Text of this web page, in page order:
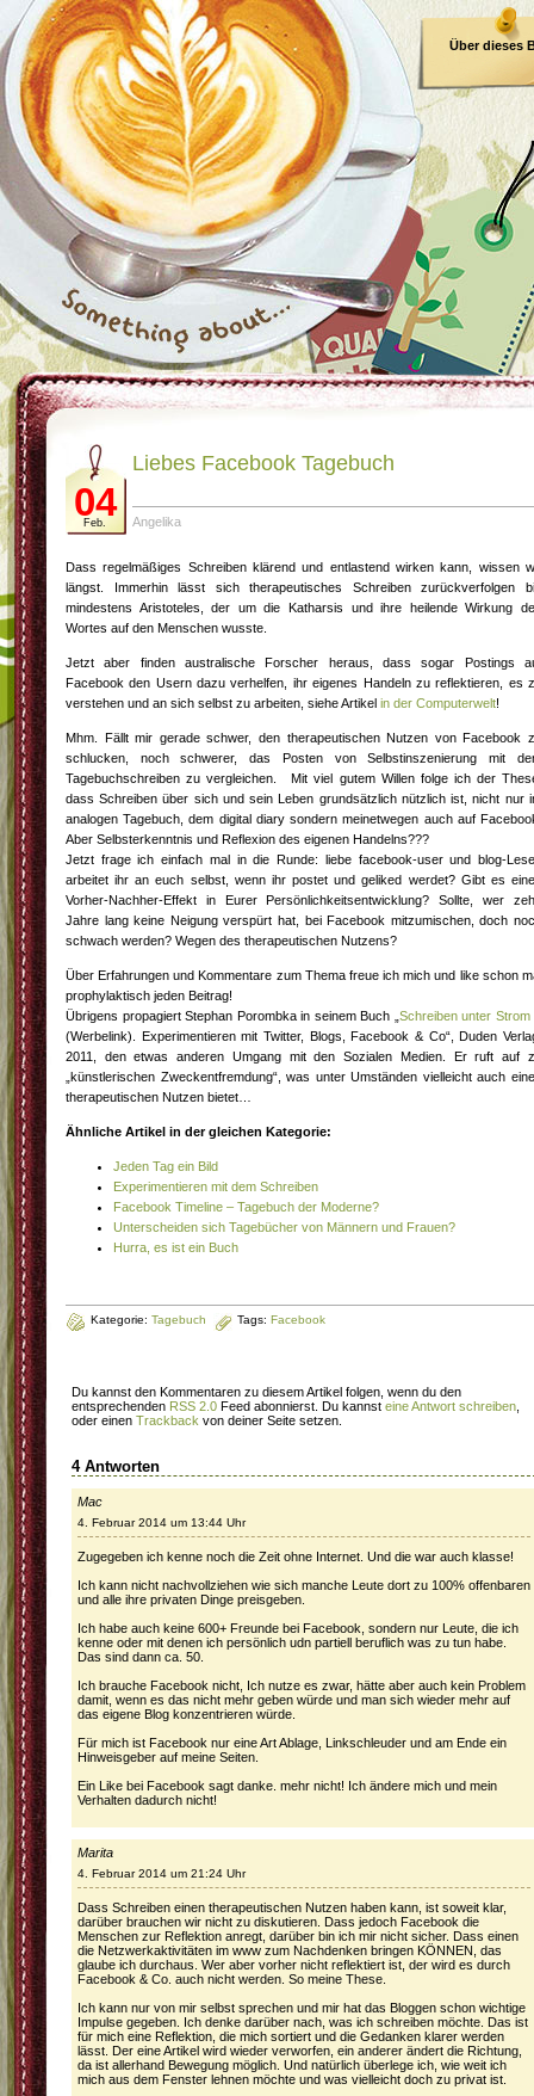
Über dieses
04
Feb.
Liebes Facebook Tagebuch
Angelika
Dass regelmäßiges Schreiben klärend und entlastend wirken kann, wissen
längst. Immerhin lässt sich therapeutisches Schreiben zurückverfolgen
mindestens Aristoteles, der um die Katharsis und ihre heilende Wirkung
Wortes auf den Menschen wusste.
Jetzt aber finden australische Forscher heraus, dass sogar Postings
Facebook den Usern dazu verhelfen, ihr eigenes Handeln zu reflektieren, es
verstehen und an sich selbst zu arbeiten, siehe Artikel in der Computerwelt!
Mhm. Fällt mir gerade schwer, den therapeutischen Nutzen von Facebook
schlucken, noch schwerer, das Posten von Selbstinszenierung mit
Tagebuchschreiben zu vergleichen. Mit viel gutem Willen folge ich der
dass Schreiben über sich und sein Leben grundsätzlich nützlich ist, nicht nur
analogen Tagebuch, dem digital diary sondern meinetwegen auch auf
Aber Selbsterkenntnis und Reflexion des eigenen Handelns???
Jetzt frage ich einfach mal in die Runde: liebe facebook-user und blog-
arbeitet ihr an euch selbst, wenn ihr postet und geliked werdet? Gibt es
Vorher-Nachher-Effekt in Eurer Persönlichkeitsentwicklung? Sollte, wer
Jahre lang keine Neigung verspürt hat, bei Facebook mitzumischen, doch
schwach werden? Wegen des therapeutischen Nutzens?
Über Erfahrungen und Kommentare zum Thema freue ich mich und like schon
prophylaktisch jeden Beitrag!
Übrigens propagiert Stephan Porombka in seinem Buch „ Schreiben unter Strom
(Werbelink). Experimentieren mit Twitter, Blogs, Facebook & Co“, Duden
2011, den etwas anderen Umgang mit den Sozialen Medien. Er ruft auf
„künstlerischen Zweckentfremdung“, was unter Umständen vielleicht auch
therapeutischen Nutzen bietet…
Ähnliche Artikel in der gleichen Kategorie:
Jeden Tag ein Bild
Experimentieren mit dem Schreiben
Facebook Timeline – Tagebuch der Moderne?
Unterscheiden sich Tagebücher von Männern und Frauen?
Hurra, es ist ein Buch
Kategorie: Tagebuch Tags: Facebook
Du kannst den Kommentaren zu diesem Artikel folgen, wenn du den
entsprechenden RSS 2.0 Feed abonnierst. Du kannst eine Antwort schreiben
oder einen Trackback von deiner Seite setzen.
4 Antworten
Mac
4. Februar 2014 um 13:44 Uhr
Zugegeben ich kenne noch die Zeit ohne Internet. Und die war auch klasse!
Ich kann nicht nachvollziehen wie sich manche Leute dort zu 100% offenbaren
und alle ihre privaten Dinge preisgeben.
Ich habe auch keine 600+ Freunde bei Facebook, sondern nur Leute, die ich
kenne oder mit denen ich persönlich udn partiell beruflich was zu tun habe.
Das sind dann ca. 50.
Ich brauche Facebook nicht, Ich nutze es zwar, hätte aber auch kein Problem
damit, wenn es das nicht mehr geben würde und man sich wieder mehr auf
das eigene Blog konzentrieren würde.
Für mich ist Facebook nur eine Art Ablage, Linkschleuder und am Ende ein
Hinweisgeber auf meine Seiten.
Ein Like bei Facebook sagt danke. mehr nicht! Ich ändere mich und mein
Verhalten dadurch nicht!
Marita
4. Februar 2014 um 21:24 Uhr
Dass Schreiben einen therapeutischen Nutzen haben kann, ist soweit klar,
darüber brauchen wir nicht zu diskutieren. Dass jedoch Facebook die
Menschen zur Reflektion anregt, darüber bin ich mir nicht sicher. Dass einen
die Netzwerkaktivitäten im www zum Nachdenken bringen KÖNNEN, das
glaube ich durchaus. Wer aber vorher nicht reflektiert ist, der wird es durch
Facebook & Co. auch nicht werden. So meine These.
Ich kann nur von mir selbst sprechen und mir hat das Bloggen schon wichtige
Impulse gegeben. Ich denke darüber nach, was ich schreiben möchte. Das ist
für mich eine Reflektion, die mich sortiert und die Gedanken klarer werden
lässt. Der eine Artikel wird wieder verworfen, ein anderer ändert die Richtung,
da ist allerhand Bewegung möglich. Und natürlich überlege ich, wie weit ich
mich aus dem Fenster lehnen möchte und was vielleicht doch zu privat ist.